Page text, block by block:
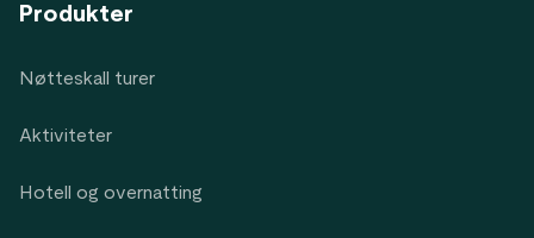
Produkter
Nøtteskall turer
Aktiviteter
Hotell og overnatting